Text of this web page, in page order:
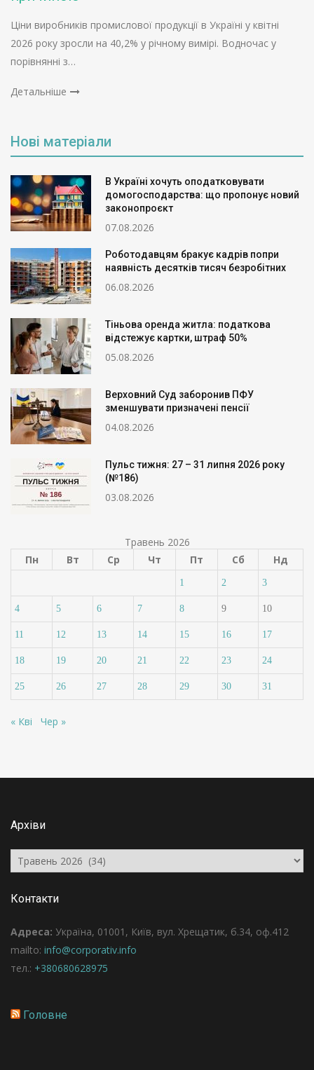
Ціни виробників промислової продукції в Україні у квітні
2026 року зросли на 40,2% у річному вимірі. Водночас у
порівнянні з…
Детальніше
Нові матеріали
В Україні хочуть оподатковувати
домогосподарства: що пропонує новий
законопроєкт
07.08.2026
Роботодавцям бракує кадрів попри
наявність десятків тисяч безробітних
06.08.2026
Тіньова оренда житла: податкова
відстежує картки, штраф 50%
05.08.2026
Верховний Суд заборонив ПФУ
зменшувати призначені пенсії
04.08.2026
Пульс тижня: 27 – 31 липня 2026 року
(№186)
03.08.2026
Травень 2026
Пн
Вт Ср Чт Пт Сб Нд
1 2 3
4 5 6 7 8 9 10
11 12 13 14 15 16 17
18 19 20 21 22 23 24
25 26 27 28 29 30 31
« Кві Чер »
Архіви
Архіви
Контакти
Адреса: Україна, 01001, Київ, вул. Хрещатик, б.34, оф.412
mailto: info@corporativ.info
тел.: +380680628975
Головне